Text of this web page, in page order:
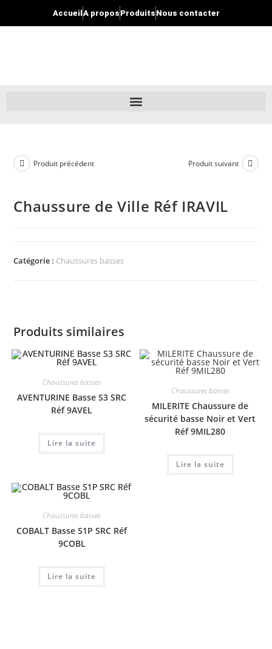
Accueil A propos Produits Nous contacter
Produit précédent Produit suivant
Chaussure de Ville Réf IRAVIL
Catégorie : Chaussures basses
Produits similaires
Chaussures basses
AVENTURINE Basse S3 SRC
Réf 9AVEL
Lire la suite
Chaussures basses
MILERITE Chaussure de
sécurité basse Noir et Vert
Réf 9MIL280
Lire la suite
Chaussures basses
COBALT Basse S1P SRC Réf
9COBL
Lire la suite